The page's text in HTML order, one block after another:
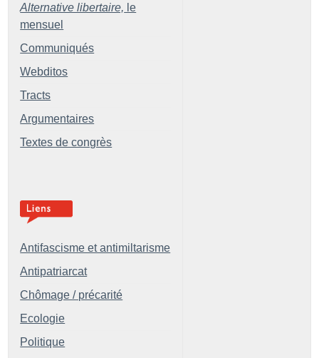
Alternative libertaire, le
mensuel
Communiqués
Webditos
Tracts
Argumentaires
Textes de congrès
Antifascisme et antimiltarisme
Antipatriarcat
Chômage / précarité
Ecologie
Politique